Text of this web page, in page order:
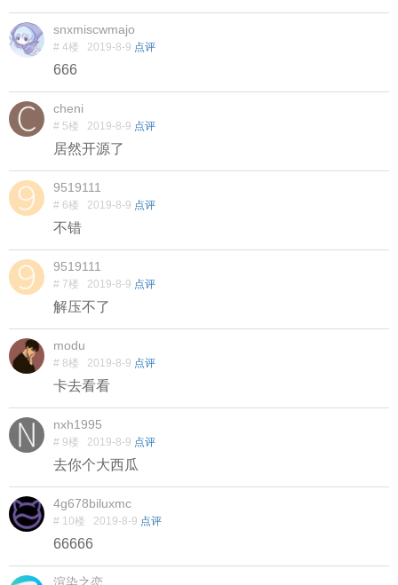
snxmiscwmajo
# 4楼 2019-8-9 点评
666
cheni
# 5楼 2019-8-9 点评
居然开源了
9519111
# 6楼 2019-8-9 点评
不错
9519111
# 7楼 2019-8-9 点评
解压不了
modu
# 8楼 2019-8-9 点评
卡去看看
nxh1995
# 9楼 2019-8-9 点评
去你个大西瓜
4g678biluxmc
# 10楼 2019-8-9 点评
66666
渲染之恋